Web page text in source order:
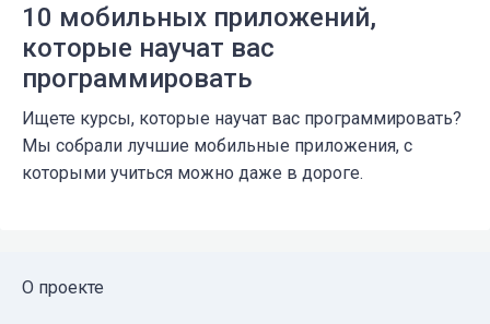
10 мобильных приложений,
которые научат вас
программировать
Ищете курсы, которые научат вас программировать?
Мы собрали лучшие мобильные приложения, с
которыми учиться можно даже в дороге.
О проекте